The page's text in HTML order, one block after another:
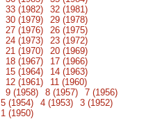
33 (1982)
32 (1981)
30 (1979)
29 (1978)
27 (1976)
26 (1975)
24 (1973)
23 (1972)
21 (1970)
20 (1969)
18 (1967)
17 (1966)
15 (1964)
14 (1963)
12 (1961)
11 (1960)
9 (1958) 8 (1957)
7 (1956)
5 (1954) 4 (1953)
3 (1952)
1 (1950)